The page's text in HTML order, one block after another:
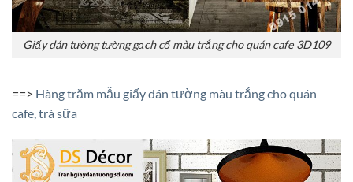
Giấy dán tường tường gạch cổ màu trắng cho quán cafe 3D109
==> Hàng trăm mẫu giấy dán tường màu trắng cho quán
cafe, trà sữa